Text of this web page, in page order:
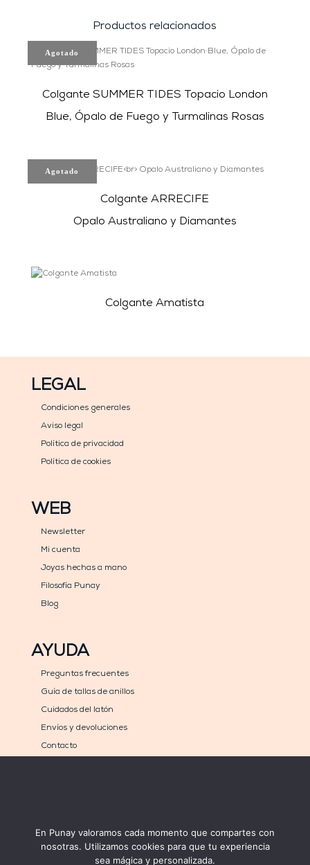
Productos relacionados
Agotado
Colgante SUMMER TIDES Topacio London
Blue, Ópalo de Fuego y Turmalinas Rosas
Agotado
Colgante ARRECIFE
Opalo Australiano y Diamantes
Colgante Amatista
LEGAL
Condiciones generales
Aviso legal
Política de privacidad
Política de cookies
WEB
Newsletter
Mi cuenta
Joyas hechas a mano
Filosofía Punay
Blog
AYUDA
Preguntas frecuentes
Guía de tallas de anillos
Cuidados del latón
Envíos y devoluciones
Contacto
Mi cuenta
En Punay valoramos cada momento que compartes con
nosotras. Utilizamos cookies para que tu experiencia
sea mágica y personalizada.